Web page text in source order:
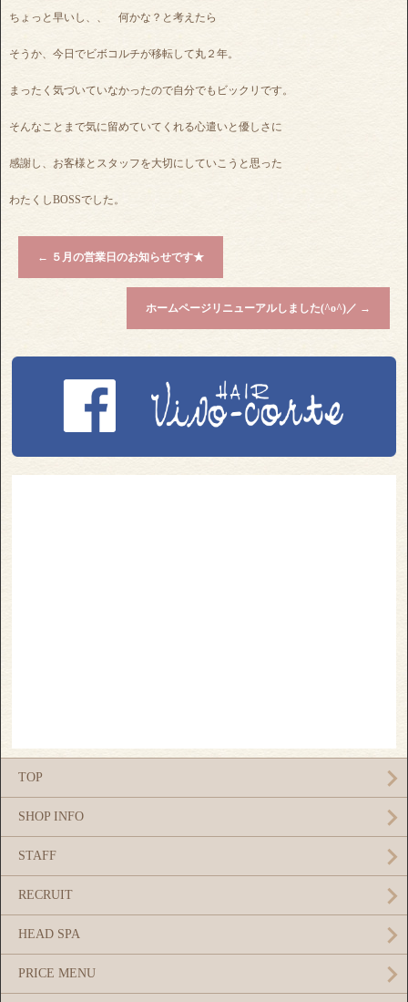
ちょっと早いし、、 何かな？と考えたら
そうか、今日でビボコルチが移転して丸２年。
まったく気づいていなかったので自分でもビックリです。
そんなことまで気に留めていてくれる心遣いと優しさに
感謝し、お客様とスタッフを大切にしていこうと思った
わたくしBOSSでした。
← ５月の営業日のお知らせです★
ホームページリニューアルしました(^o^)／ →
TOP
SHOP INFO
STAFF
RECRUIT
HEAD SPA
PRICE MENU